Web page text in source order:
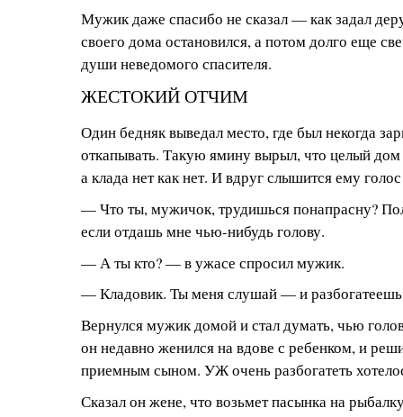
Мужик даже спасибо не сказал — как задал
своего дома остановился, а потом долго еще
души неведомого спасителя.
ЖЕСТОКИЙ ОТЧИМ
Один бедняк выведал место, где был некогда
откапывать. Такую ямину вырыл, что целый
а клада нет как нет. И вдруг слышится ему
— Что ты, мужичок, трудишься понапрасну?
если отдашь мне чью-нибудь голову.
— А ты кто? — в ужасе спросил мужик.
— Кладовик. Ты меня слушай — и
Вернулся мужик домой и стал думать, чью
он недавно женился на вдове с ребенком, и
приемным сыном. УЖ очень разбогатеть
Сказал он жене, что возьмет пасынка на